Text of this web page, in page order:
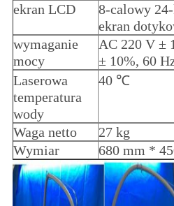
ekran LCD
8-calowy
ekran
wymaganie
mocy
AC 220 V ±
± 10%, 60
Laserowa
temperatura
wody
40 ℃
Waga netto
27 kg
Wymiar
680 mm *